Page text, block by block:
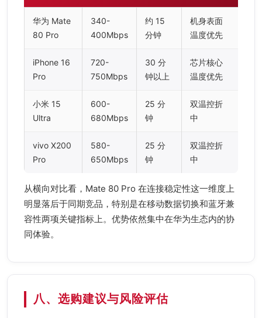
华为 Mate
80 Pro
340-
400Mbps
约 15
分钟
机身表面
温度优先
iPhone 16
Pro
720-
750Mbps
30 分
钟以上
芯片核心
温度优先
小米 15
Ultra
600-
680Mbps
25 分
钟
双温控折
中
vivo X200
Pro
580-
650Mbps
25 分
钟
双温控折
中
从横向对比看，Mate 80 Pro 在连接稳定性这一维度上
明显落后于同期竞品，特别是在移动数据切换和蓝牙兼
容性两项关键指标上。优势依然集中在华为生态内的协
同体验。
八、选购建议与风险评估